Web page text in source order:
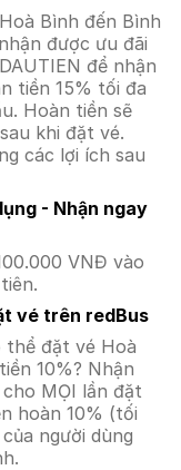
Bình đến Bình
được ưu đãi
để nhận
tiền 15% tối đa
Hoàn tiền sẽ
khi đặt vé.
các lợi ích sau
- Nhận ngay
VNĐ vào
vé trên redBus
thể đặt vé Hoà
10%? Nhận
MỌI lần đặt
hoàn 10% (tối
người dùng